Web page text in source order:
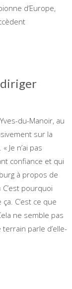
d’Europe,
du-Manoir, au
sur la
Je n’ai pas
confiance et qui
à propos de
pourquoi
C’est ce que
ne semble pas
parle d’elle-